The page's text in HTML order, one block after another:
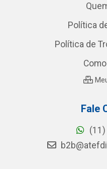
Política
Política de
Fale